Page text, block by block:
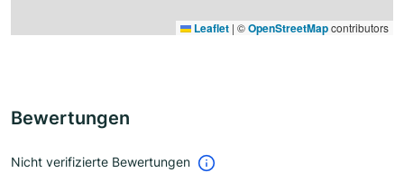
Leaflet | ©OpenStreetMapcontributors
Bewertungen
Nicht verifizierte Bewertungen